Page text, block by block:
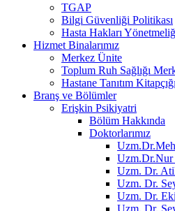
TGAP
Bilgi Güvenliği Politikası
Hasta Hakları
Hizmet Binalarımız
Merkez Ünite
Toplum Ruh Sağlığı
Hastane Tanıtım Kitapçığı
Branş ve Bölümler
Erişkin Psikiyatri
Bölüm Hakkında
Doktorlarımız
Uzm. Dr.
Uzm. Dr.
Uzm. Dr.
Uzm. Dr.